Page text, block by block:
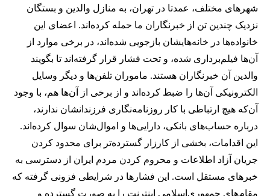
شهرهای مختلف، عمدتا در تهران، به منازل والدین و بستگان
نزدیک چندین تن از خبرنگاران ما حمله کرده‌اند. اعضای این
خانواده‌ها در خانه‌هایشان بازجویی شده‌اند، در برخی موارد از
آن‌ها فیلم‌برداری شده، و تحت فشار قرار گرفته‌اند تا بگویند
والدین آن خبرنگاران هستند. ماموران تلفن‌ها و دیگر وسایل
الکترونیکی آن‌ها را ضبط کرده‌اند و از برخی از آن‌ها هم، با وجود
آن‌که هیچ ارتباطی با کار روزنامه‌نگاری فرزندانشان ندارند،
درباره حساب‌های بانکی، دارایی‌ها و اموال‌شان سوال کرده‌اند.
این اقدامات، بخشی از کارزار گسترده‌تر برای محدود کردن
جریان آزاد اطلاعات و محروم کردن مردم ایران از دسترسی به
خبرهای مستقل است. این فشارها در شرایطی فزونی گرفته که
مقام‌های جمهوری‌اسلامی اینترنت را به صورت گسترده و